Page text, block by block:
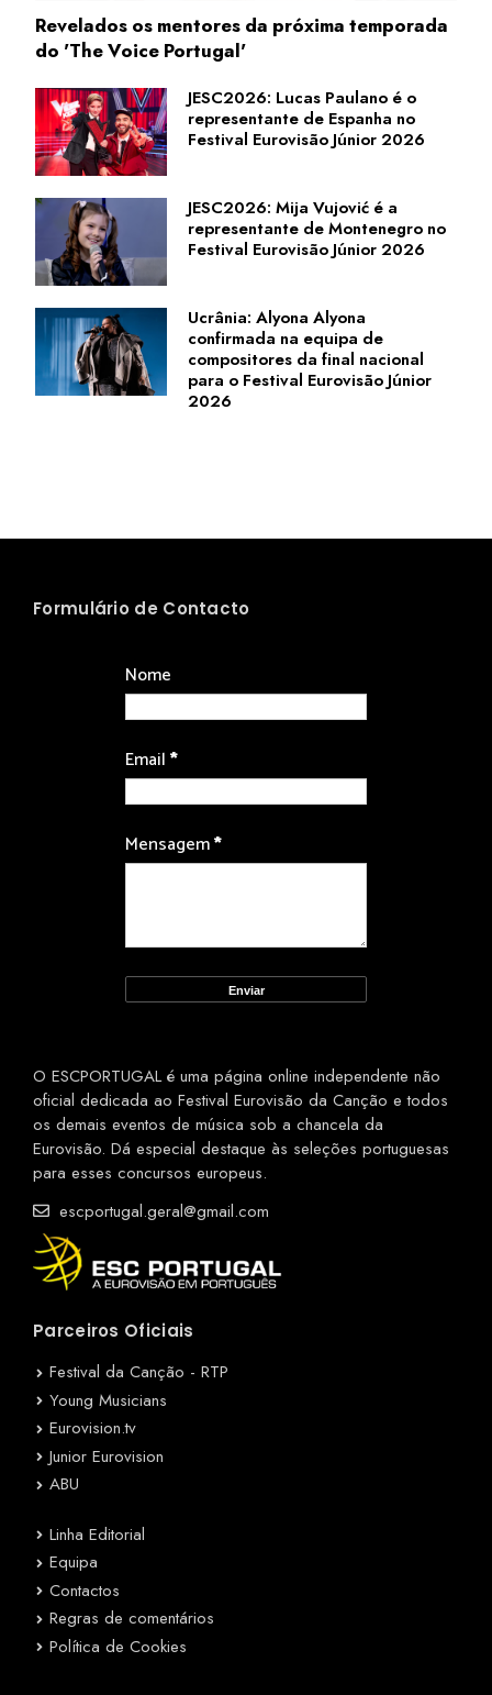
Revelados os mentores da próxima temporada
do 'The Voice Portugal'
JESC2026: Lucas Paulano é o
representante de Espanha no
Festival Eurovisão Júnior 2026
JESC2026: Mija Vujović é a
representante de Montenegro no
Festival Eurovisão Júnior 2026
Ucrânia: Alyona Alyona
confirmada na equipa de
compositores da final nacional
para o Festival Eurovisão Júnior
2026
Formulário de Contacto
Nome
Email*
Mensagem*
O ESCPORTUGAL é uma página online independente não
oficial dedicada ao Festival Eurovisão da Canção e todos
os demais eventos de música sob a chancela da
Eurovisão. Dá especial destaque às seleções portuguesas
para esses concursos europeus.
escportugal.geral@gmail.com
Parceiros Oficiais
Festival da Canção - RTP
Young Musicians
Eurovision.tv
Junior Eurovision
ABU
Linha Editorial
Equipa
Contactos
Regras de comentários
Política de Cookies